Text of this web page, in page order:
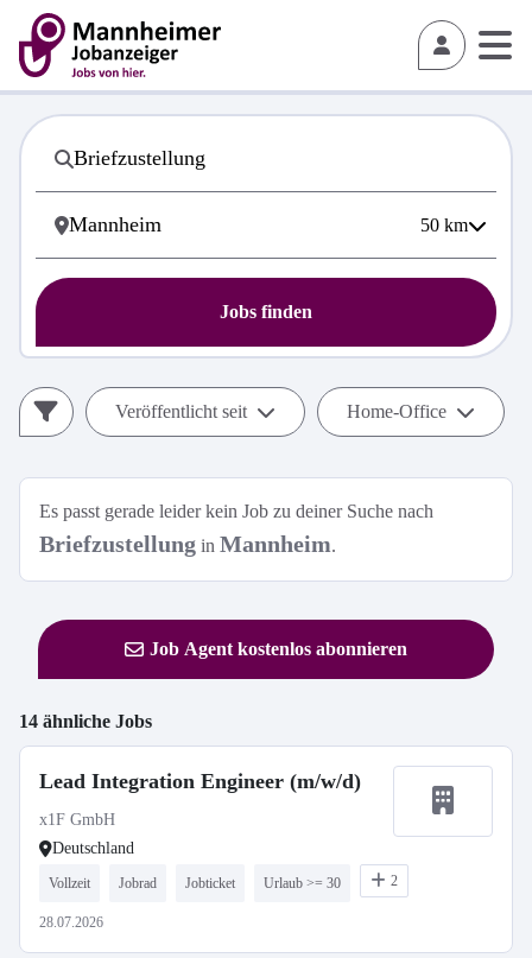
50 km
Jobs finden
Veröffentlicht seit Home-Office
Es passt gerade leider kein Job zu deiner Suche nach
Briefzustellung in Mannheim.
Job Agent kostenlos abonnieren
14 ähnliche Jobs
Lead Integration Engineer (m/w/d)
x1F GmbH
Deutschland
Vollzeit Jobrad Jobticket Urlaub >= 30 2
28.07.2026